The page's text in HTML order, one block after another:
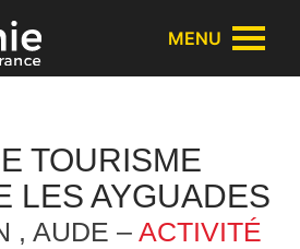
cookies
MENU
TOURISME
LES AYGUADES
, AUDE – ACTIVITÉ